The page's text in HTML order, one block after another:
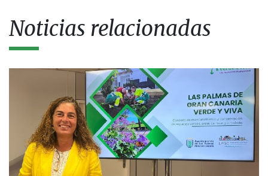
Noticias relacionadas